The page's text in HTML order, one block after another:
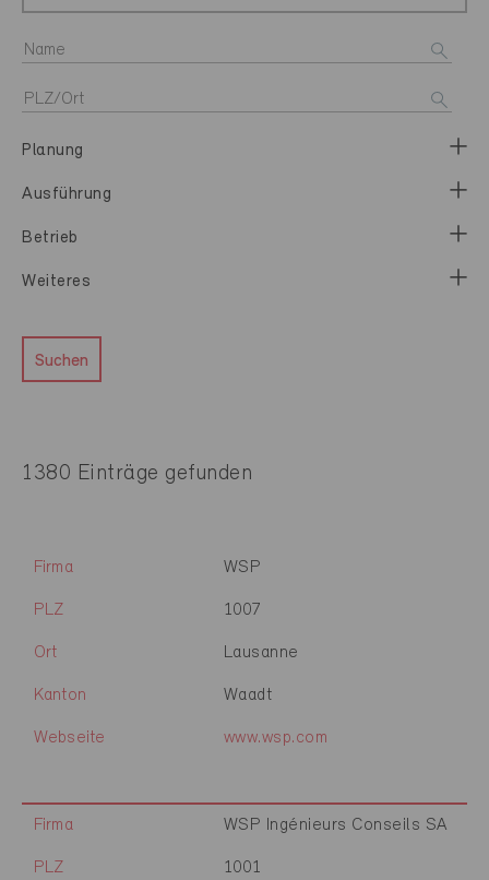
Planung
Ausführung
Betrieb
Weiteres
Suchen
1380 Einträge gefunden
Firma WSP
PLZ 1007
Ort Lausanne
Kanton Waadt
Webseite www.wsp.com
Firma WSP Ingénieurs Conseils SA
PLZ 1001